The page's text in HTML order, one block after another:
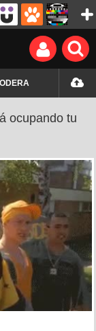
ocupando tu